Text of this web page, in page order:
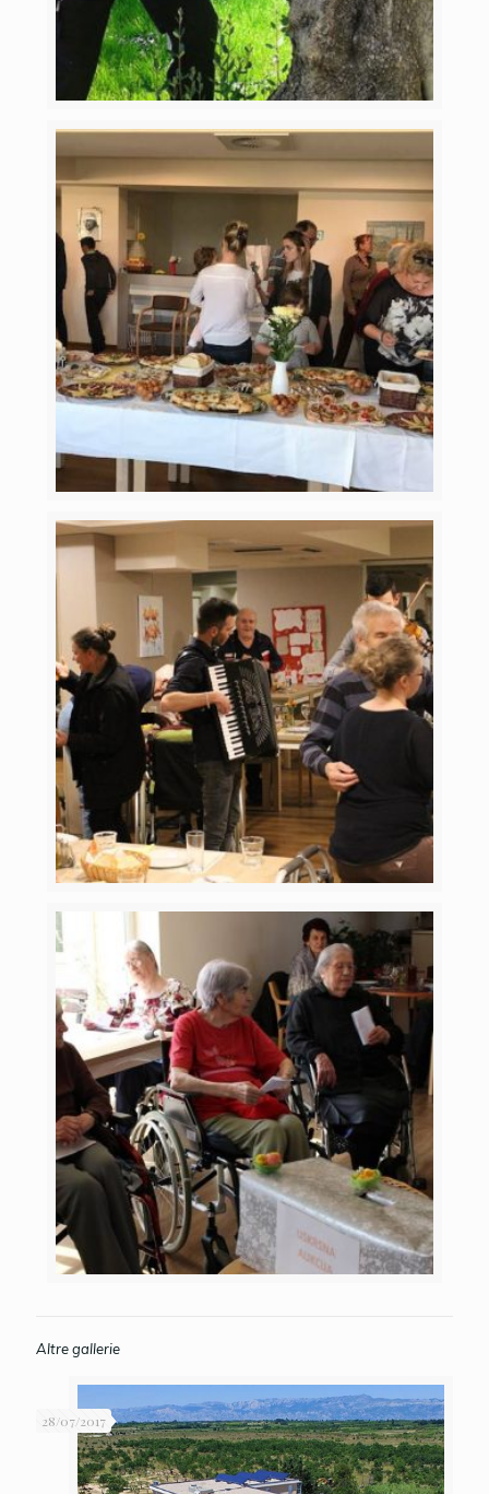
Altre gallerie
28/07/2017